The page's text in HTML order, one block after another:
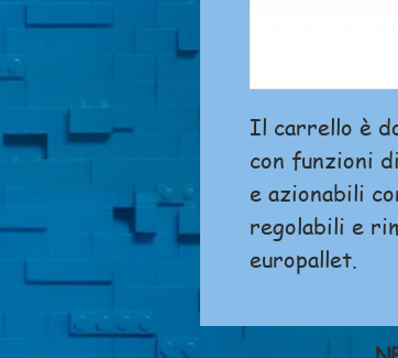
Il carrello è
con funzioni
e azionabili
regolabili e
europallet.